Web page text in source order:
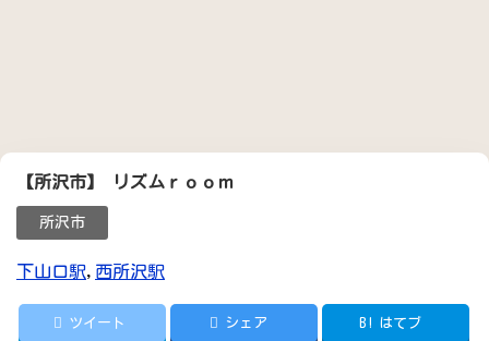
【所沢市】 リズムｒｏｏｍ
所沢市
下山口駅, 西所沢駅
ツイート シェア B! はてブ